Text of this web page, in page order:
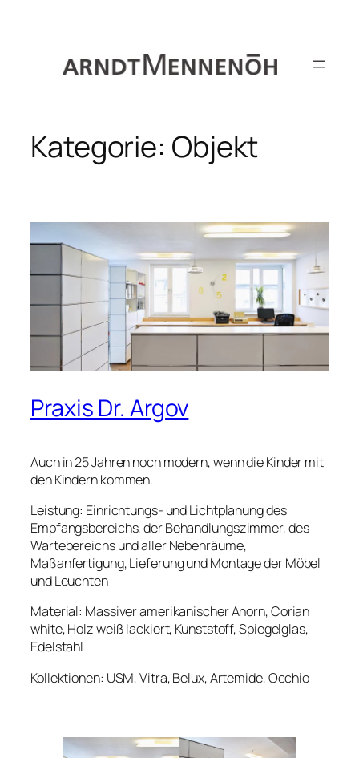
Kategorie: Objekt
Praxis Dr. Argov
Auch in 25 Jahren noch modern, wenn die Kinder mit
den Kindern kommen.
Leistung: Einrichtungs- und Lichtplanung des
Empfangsbereichs, der Behandlungszimmer, des
Wartebereichs und aller Nebenräume,
Maßanfertigung, Lieferung und Montage der Möbel
und Leuchten
Material: Massiver amerikanischer Ahorn, Corian
white, Holz weiß lackiert, Kunststoff, Spiegelglas,
Edelstahl
Kollektionen: USM, Vitra, Belux, Artemide, Occhio